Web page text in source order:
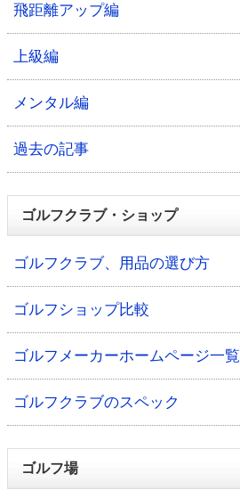
飛距離アップ編
上級編
メンタル編
過去の記事
ゴルフクラブ・ショップ
ゴルフクラブ、用品の選び方
ゴルフショップ比較
ゴルフメーカーホームページ一覧
ゴルフクラブのスペック
ゴルフ場